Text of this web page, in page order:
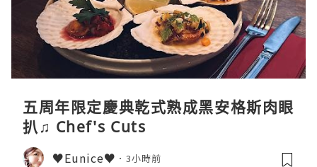
五周年限定慶典乾式熟成黑安格斯肉眼
扒♫ Chef's Cuts
♥Eunice♥ 3小時前